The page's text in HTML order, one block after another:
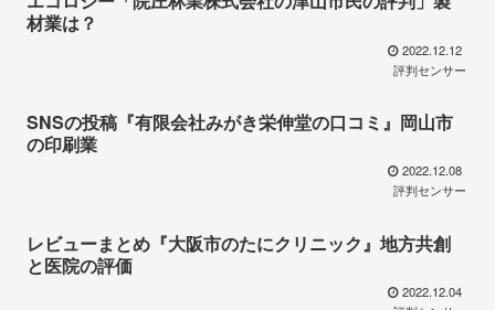
材業は？
2022.12.12
評判センサー
SNSの投稿『有限会社みがき栄伸堂の口コミ』岡山市
の印刷業
2022.12.08
評判センサー
レビューまとめ『大阪市のたにクリニック』地方共創
と医院の評価
2022.12.04